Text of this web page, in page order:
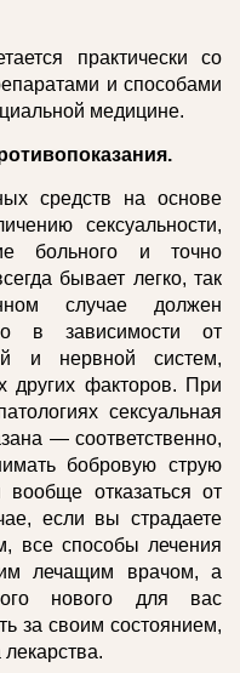
практически со
и способами
медицине.
средств на основе
сексуальности,
больного и точно
бывает легко, так
случае должен
в зависимости от
и нервной систем,
других факторов. При
сексуальная
— соответственно,
бобровую струю
отказаться от
если вы страдаете
все способы лечения
лечащим врачом, а
нового для вас
за своим состоянием,